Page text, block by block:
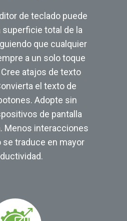
de teclado puede
superficie total de la
que cualquier
a un solo toque
atajos de texto
el texto de
Adopte sin
de pantalla
Menos interacciones
se traduce en mayor